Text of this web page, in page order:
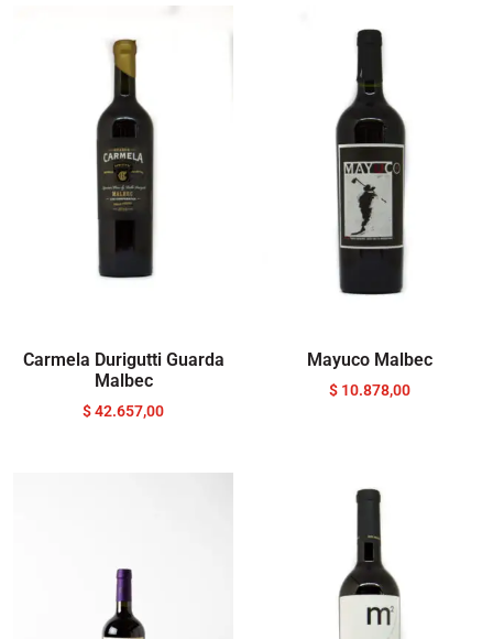
Carmela Durigutti Guarda
Malbec
$42.657,00
Mayuco Malbec
$ 10.878,00